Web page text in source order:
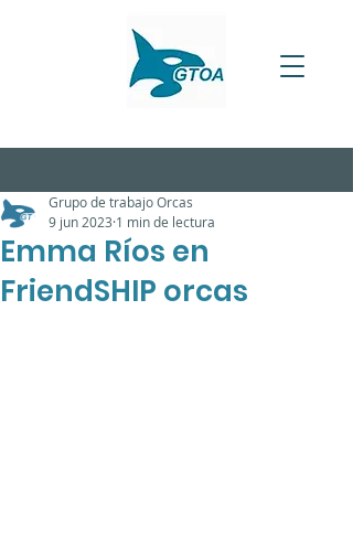
Emma Ríos en
FriendSHIP orcas
Grupo de trabajo Orcas
9 jun 2023 1 min de lectura